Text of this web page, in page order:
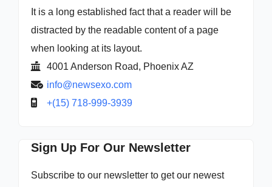
It is a long established fact that a reader will be
distracted by the readable content of a page
when looking at its layout.
4001 Anderson Road, Phoenix AZ
info@newsexo.com
+(15) 718-999-3939
Sign Up For Our Newsletter
Subscribe to our newsletter to get our newest